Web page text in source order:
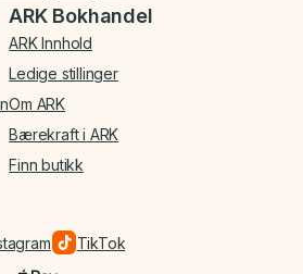
ARK Bokhandel
ARK Innhold
Ledige stillinger
Om ARK
Bærekraft i ARK
Finn butikk
TikTok